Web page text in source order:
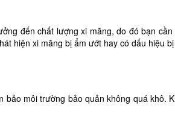
đến chất lượng xi măng, do đó bạn cần
hiện xi măng bị ẩm ướt hay có dấu hiệu
môi trường bảo quản không quá khô.